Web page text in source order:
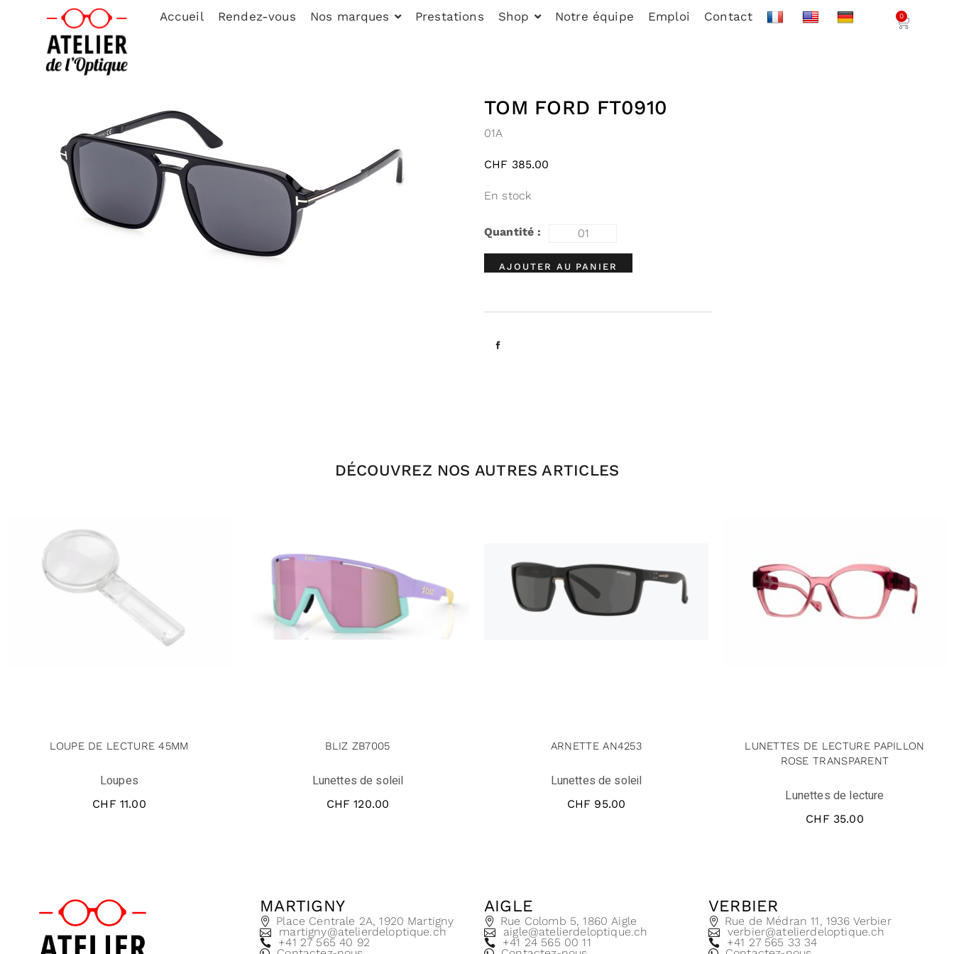
Accueil Rendez-vous Nos marques Prestations Shop Notre équipe Emploi Contact 0
TOM FORD FT0910
01A
CHF 385.00
En stock
AJOUTER AU PANIER
DÉCOUVREZ NOS AUTRES ARTICLES
LOUPE DE LECTURE 45MM
Loupes
CHF 11.00
BLIZ ZB7005
Lunettes de soleil
CHF 120.00
ARNETTE AN4253
Lunettes de soleil
CHF 95.00
LUNETTES DE LECTURE PAPILLON
ROSE TRANSPARENT
Lunettes de lecture
CHF 35.00
MARTIGNY
Place Centrale 2A, 1920 Martigny
martigny@atelierdeloptique.ch
+41 27 565 40 92
AIGLE
Rue Colomb 5, 1860 Aigle
aigle@atelierdeloptique.ch
+41 24 565 00 11
VERBIER
Rue de Médran 11, 1936 Verbier
verbier@atelierdeloptique.ch
+41 27 565 33 34